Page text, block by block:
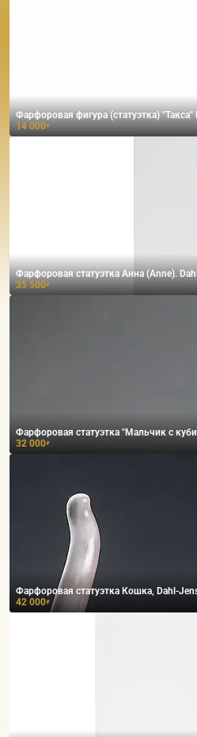
Фарфоровая фигура (статуэтка) "Такса"
14 000₽
Фарфоровая статуэтка Анна (Anne).
35 500₽
Фарфоровая статуэтка "Мальчик с
32 000₽
Фарфоровая статуэтка Кошка, Dahl-
42 000₽